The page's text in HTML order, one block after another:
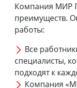
Компания МИР
преимуществ.
работы:
Все
специалисты,
подходят к
Компания